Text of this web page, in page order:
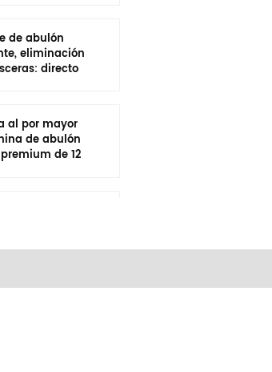
de abulón
eliminación
directo
al por mayor
de abulón
de 12